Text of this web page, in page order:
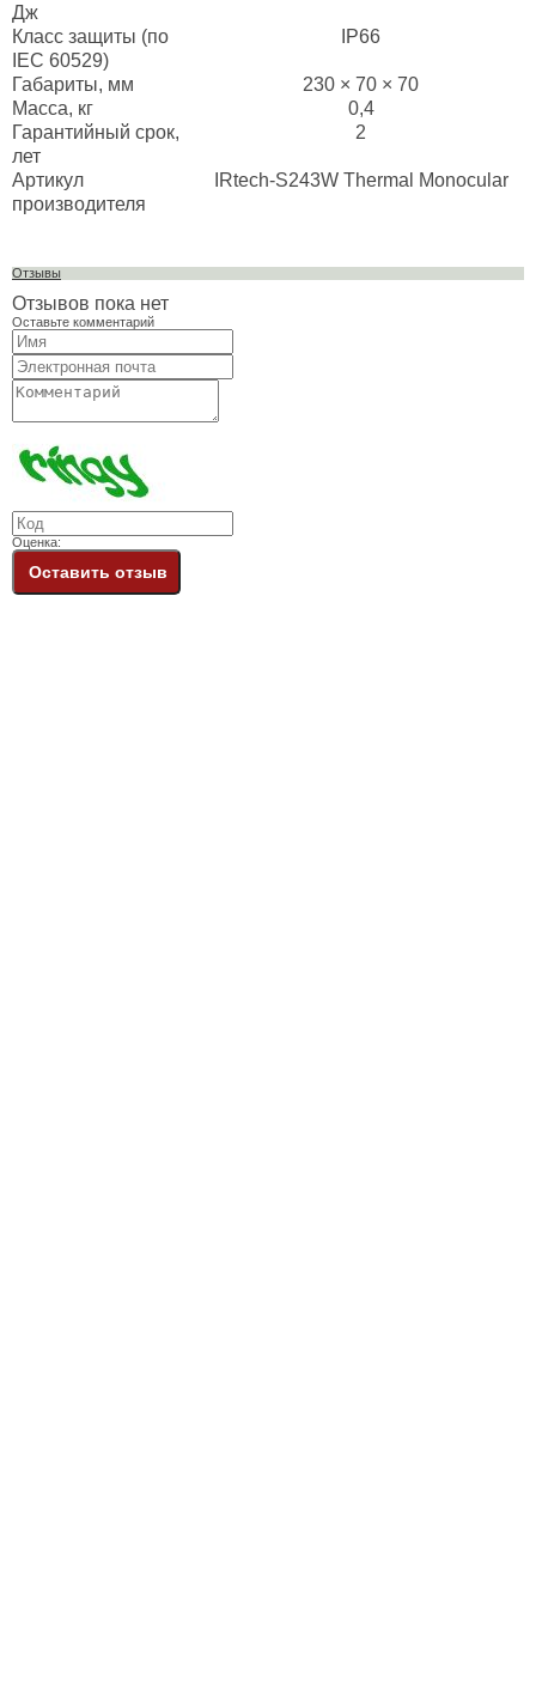
Дж
Класс защиты (по
IEC 60529)
IP66
Габариты, мм
230 × 70 × 70
Масса, кг
0,4
Гарантийный срок,
лет
2
Артикул
производителя
IRtech-S243W Thermal Monocular
Отзывы
Отзывов пока нет
Оставьте комментарий
Оценка:
Оставить отзыв